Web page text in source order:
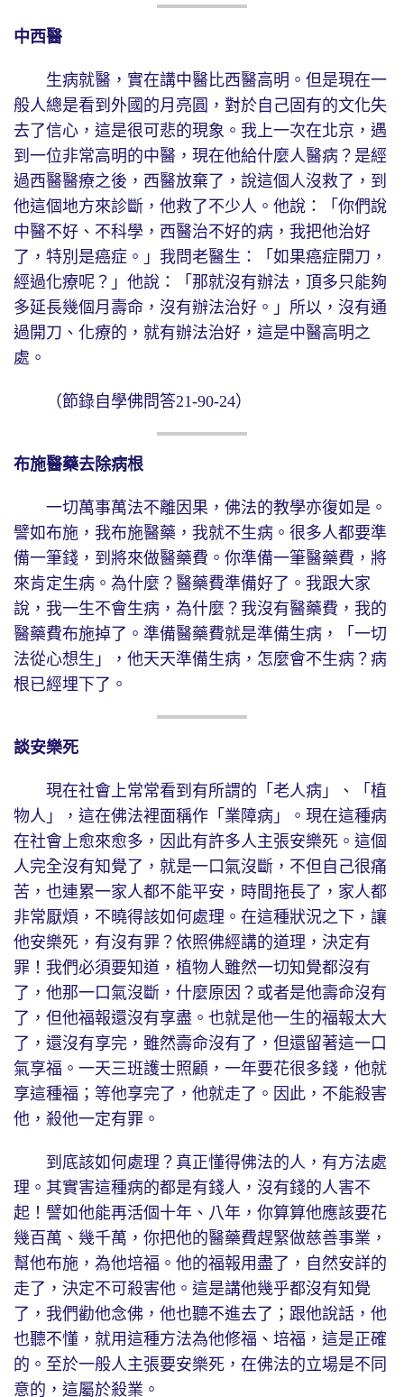
中西醫
生病就醫，實在講中醫比西醫高明。但是現在一
般人總是看到外國的月亮圓，對於自己固有的文化失
去了信心，這是很可悲的現象。我上一次在北京，遇
到一位非常高明的中醫，現在他給什麼人醫病？是經
過西醫醫療之後，西醫放棄了，說這個人沒救了，到
他這個地方來診斷，他救了不少人。他說：「你們說
中醫不好、不科學，西醫治不好的病，我把他治好
了，特別是癌症。」我問老醫生：「如果癌症開刀，
經過化療呢？」他說：「那就沒有辦法，頂多只能夠
多延長幾個月壽命，沒有辦法治好。」所以，沒有通
過開刀、化療的，就有辦法治好，這是中醫高明之
處。
（節錄自學佛問答21-90-24）
布施醫藥去除病根
一切萬事萬法不離因果，佛法的教學亦復如是。
譬如布施，我布施醫藥，我就不生病。很多人都要準
備一筆錢，到將來做醫藥費。你準備一筆醫藥費，將
來肯定生病。為什麼？醫藥費準備好了。我跟大家
說，我一生不會生病，為什麼？我沒有醫藥費，我的
醫藥費布施掉了。準備醫藥費就是準備生病，「一切
法從心想生」，他天天準備生病，怎麼會不生病？病
根已經埋下了。
談安樂死
現在社會上常常看到有所謂的「老人病」、「植
物人」，這在佛法裡面稱作「業障病」。現在這種病
在社會上愈來愈多，因此有許多人主張安樂死。這個
人完全沒有知覺了，就是一口氣沒斷，不但自己很痛
苦，也連累一家人都不能平安，時間拖長了，家人都
非常厭煩，不曉得該如何處理。在這種狀況之下，讓
他安樂死，有沒有罪？依照佛經講的道理，決定有
罪！我們必須要知道，植物人雖然一切知覺都沒有
了，他那一口氣沒斷，什麼原因？或者是他壽命沒有
了，但他福報還沒有享盡。也就是他一生的福報太大
了，還沒有享完，雖然壽命沒有了，但還留著這一口
氣享福。一天三班護士照顧，一年要花很多錢，他就
享這種福；等他享完了，他就走了。因此，不能殺害
他，殺他一定有罪。
到底該如何處理？真正懂得佛法的人，有方法處
理。其實害這種病的都是有錢人，沒有錢的人害不
起！譬如他能再活個十年、八年，你算算他應該要花
幾百萬、幾千萬，你把他的醫藥費趕緊做慈善事業，
幫他布施，為他培福。他的福報用盡了，自然安詳的
走了，決定不可殺害他。這是講他幾乎都沒有知覺
了，我們勸他念佛，他也聽不進去了；跟他說話，他
也聽不懂，就用這種方法為他修福、培福，這是正確
的。至於一般人主張要安樂死，在佛法的立場是不同
意的，這屬於殺業。